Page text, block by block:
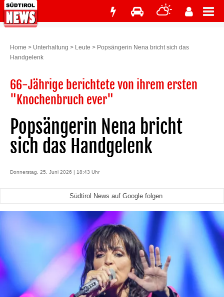
Home > Unterhaltung > Leute > Popsängerin Nena bricht sich das
Handgelenk
66-Jährige berichtete von ihrem ersten
"Knochenbruch ever"
Popsängerin Nena bricht
sich das Handgelenk
Donnerstag, 25. Juni 2026 | 18:43 Uhr
Südtirol News auf Google folgen